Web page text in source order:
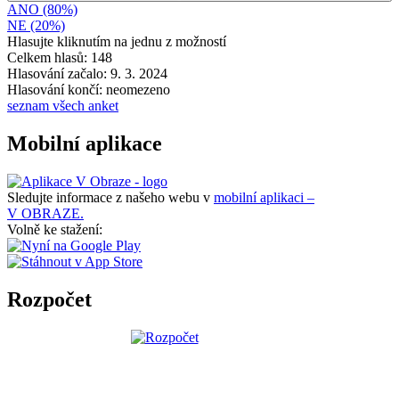
ANO (80%)
NE (20%)
Hlasujte kliknutím na jednu z možností
Celkem hlasů: 148
Hlasování začalo: 9. 3. 2024
Hlasování končí: neomezeno
seznam všech anket
Mobilní aplikace
Sledujte informace z našeho webu v mobilní aplikaci –
V OBRAZE.
Volně ke stažení:
Rozpočet